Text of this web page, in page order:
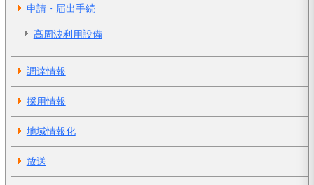
申請・届出手続
高周波利用設備
調達情報
採用情報
地域情報化
放送